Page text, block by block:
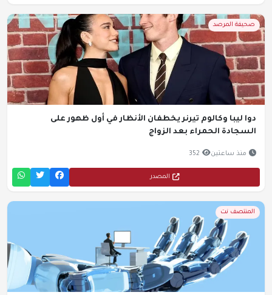
صحيفة المرصد
دوا ليبا وكالوم تيرنر يخطفان الأنظار في أول ظهور على
السجادة الحمراء بعد الزواج
منذ ساعتين 352
المصدر
المنتصف نت